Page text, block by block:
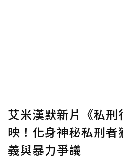
艾米漢默新片《私
映！化身神秘私刑者
義與暴力爭議